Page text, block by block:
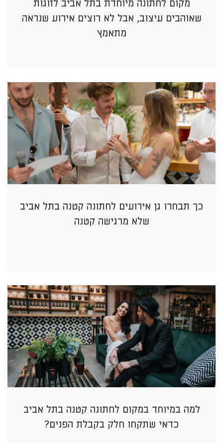
מקום לחתונה מיוחדת בתל אביב לזוגות
שאוהבים עיצוב, אבל לא רוצים אירוע שנראה
מתאמץ
כך תבחרו גן אירועים לחתונה קטנה בתל אביב
שלא מרגישה קטנה
למה במיוחד במקום לחתונה קטנה בתל אביב
כדאי שתקחו חלק בקבלת הפנים?